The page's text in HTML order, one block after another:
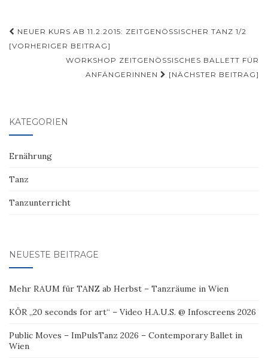
Beitragsnavigation
NEUER KURS AB 11.2.2015: ZEITGENÖSSISCHER TANZ 1/2
[VORHERIGER BEITRAG]
WORKSHOP ZEITGENÖSSISCHES BALLETT FÜR
ANFÄNGERINNEN
[NÄCHSTER BEITRAG]
KATEGORIEN
Ernährung
Tanz
Tanzunterricht
NEUESTE BEITRÄGE
Mehr RAUM für TANZ ab Herbst – Tanzräume in Wien
KÖR „20 seconds for art“ – Video H.A.U.S. @ Infoscreens 2026
Public Moves – ImPulsTanz 2026 – Contemporary Ballet in
Wien